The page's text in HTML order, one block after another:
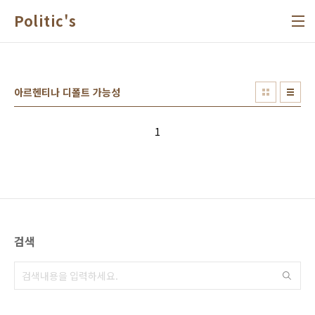
Politic's
아르헨티나 디폴트 가능성
1
검색